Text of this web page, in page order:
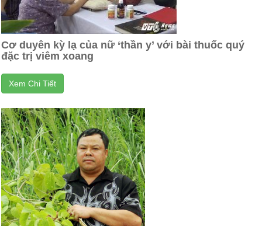
Cơ duyên kỳ lạ của nữ ‘thần y’ với bài thuốc quý
đặc trị viêm xoang
Xem Chi Tiết